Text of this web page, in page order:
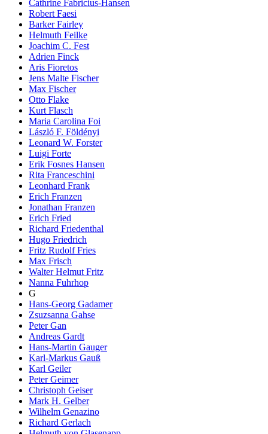
Cathrine Fabricius-Hansen
Robert Faesi
Barker Fairley
Helmuth Feilke
Joachim C. Fest
Adrien Finck
Aris Fioretos
Jens Malte Fischer
Max Fischer
Otto Flake
Kurt Flasch
Maria Carolina Foi
László F. Földényi
Leonard W. Forster
Luigi Forte
Erik Fosnes Hansen
Rita Franceschini
Leonhard Frank
Erich Franzen
Jonathan Franzen
Erich Fried
Richard Friedenthal
Hugo Friedrich
Fritz Rudolf Fries
Max Frisch
Walter Helmut Fritz
Nanna Fuhrhop
G
Hans-Georg Gadamer
Zsuzsanna Gahse
Peter Gan
Andreas Gardt
Hans-Martin Gauger
Karl-Markus Gauß
Karl Geiler
Peter Geimer
Christoph Geiser
Mark H. Gelber
Wilhelm Genazino
Richard Gerlach